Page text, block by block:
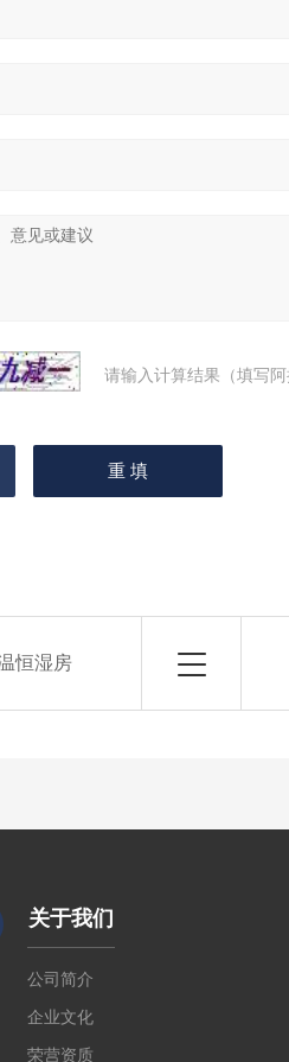
请输入计算结果（填写
恒湿房
关于我们
公司简介
企业文化
荣营资质